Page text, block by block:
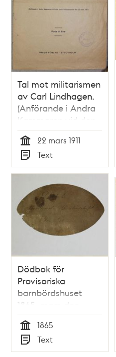
Tal mot militarismen
av Carl Lindhagen.
(Anförande i Andra
Kammaren vid den
stora
militärdebatten den
22 mars 1911)
Tid
22 mars 1911
Typ
Text
Dödbok för
Provisoriska
barnbördshuset
1865, mars-dec
(from 1881 Södra
barnbördshuset)
Tid
1865
Typ
Text